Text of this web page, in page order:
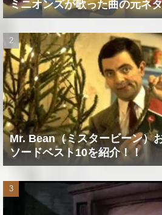
ミニオンズが歌った曲の元ネ
Mr. Bean（ミスタービーン）
ソードベスト10を紹介！！